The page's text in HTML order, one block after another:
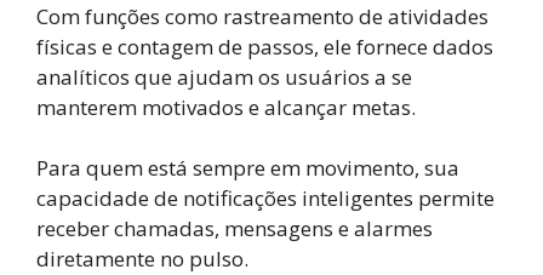
Com funções como rastreamento de atividades
físicas e contagem de passos, ele fornece dados
analíticos que ajudam os usuários a se
manterem motivados e alcançar metas.
Para quem está sempre em movimento, sua
capacidade de notificações inteligentes permite
receber chamadas, mensagens e alarmes
diretamente no pulso.